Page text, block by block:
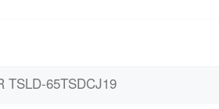
TSLD-65TSDCJ19